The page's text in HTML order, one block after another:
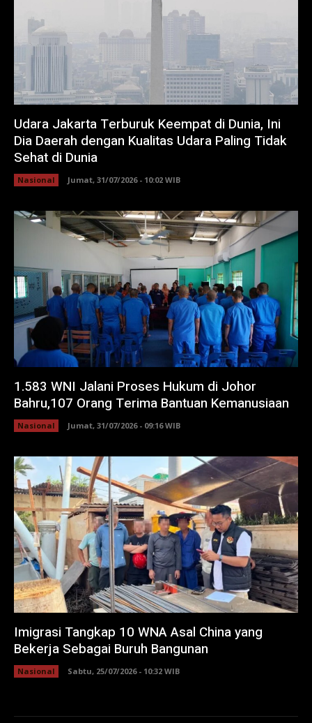
Udara Jakarta Terburuk Keempat di Dunia, Ini
Dia Daerah dengan Kualitas Udara Paling Tidak
Sehat di Dunia
Nasional Jumat, 31/07/2026 - 10:02 WIB
1.583 WNI Jalani Proses Hukum di Johor
Bahru,107 Orang Terima Bantuan Kemanusiaan
Nasional Jumat, 31/07/2026 - 09:16 WIB
Imigrasi Tangkap 10 WNA Asal China yang
Bekerja Sebagai Buruh Bangunan
Nasional Sabtu, 25/07/2026 - 10:32 WIB